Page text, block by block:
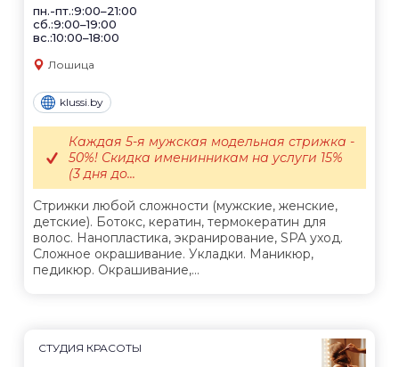
пн.-пт.:9:00–21:00
сб.:9:00–19:00
вс.:10:00–18:00
Лошица
klussi.by
Стрижки любой сложности (мужские, женские,
детские). Ботокс, кератин, термокератин для
волос. Нанопластика, экранирование, SPA уход.
Сложное окрашивание. Укладки. Маникюр,
педикюр. Окрашивание,...
Каждая 5-я мужская модельная стрижка -
50%! Скидка именинникам на услуги 15%
(3 дня до...
СТУДИЯ КРАСОТЫ